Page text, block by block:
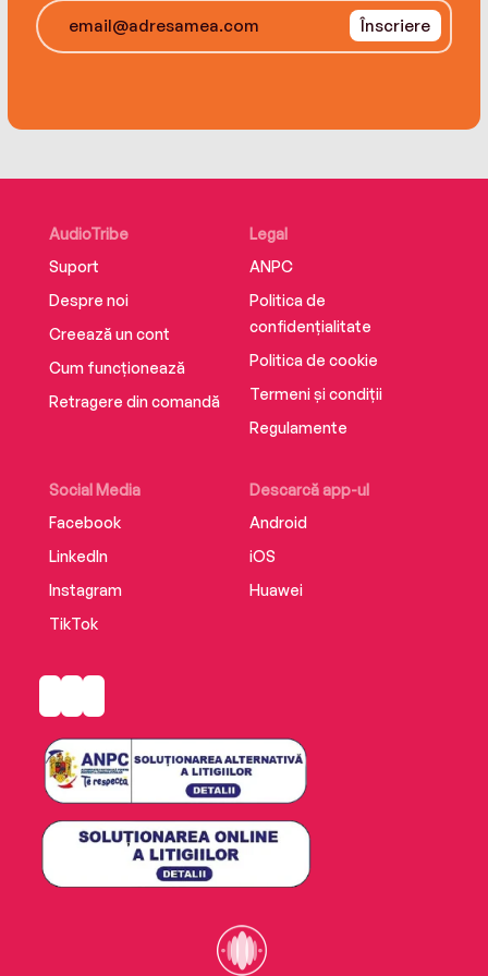
Înscriere
AudioTribe
Suport
Despre noi
Creează un cont
Cum funcționează
Retragere din comandă
Social Media
Facebook
LinkedIn
Instagram
TikTok
Descarcă app-ul
Android
iOS
Huawei
Legal
ANPC
Politica de
confidențialitate
Politica de cookie
Termeni și condiții
Regulamente